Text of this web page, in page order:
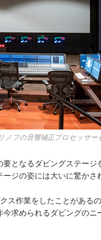
ノフの音響補正プロセッサー
となるダビングステージ
ジの姿には大いに驚かさ
ス作業をしたことがある
求められるダビングのニ